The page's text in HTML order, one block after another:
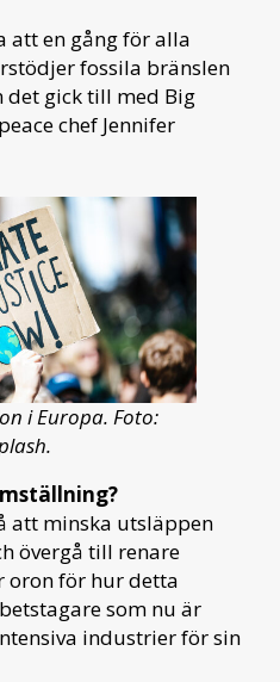
att en gång för alla
fossila bränslen
det gick till med Big
chef Jennifer
i Europa. Foto:
att minska utsläppen
övergå till renare
oron för hur detta
som nu är
industrier för sin